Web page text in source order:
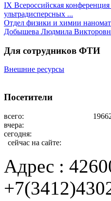
IX Всероссийская
ультрадисперсных ...
Отдел физики и химии
Добышева Людмила
Для сотрудников ФТИ
Внешние ресурсы
Посетители
всего:
вчера:
сегодня:
сейчас на сайте:
Адрес :